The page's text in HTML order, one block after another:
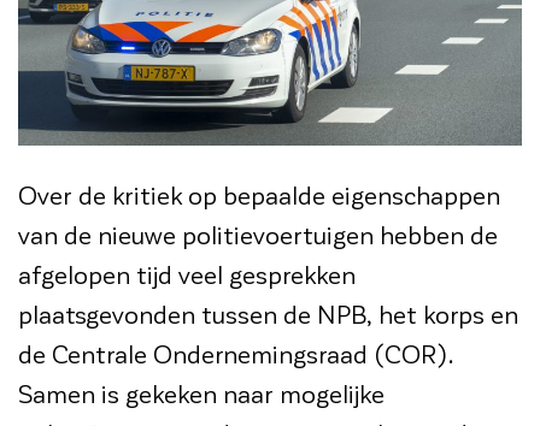
Over de kritiek op bepaalde eigenschappen
van de nieuwe politievoertuigen hebben de
afgelopen tijd veel gesprekken
plaatsgevonden tussen de NPB, het korps en
de Centrale Ondernemingsraad (COR).
Samen is gekeken naar mogelijke